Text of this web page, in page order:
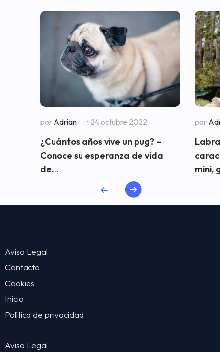
por Adrian • 24 octubre 2022
¿Cuántos años vive un pug? –
Conoce su esperanza de vida
de...
por
mini,
Aviso Legal
Contacto
Cookies
Inicio
Política de privacidad
Aviso Legal